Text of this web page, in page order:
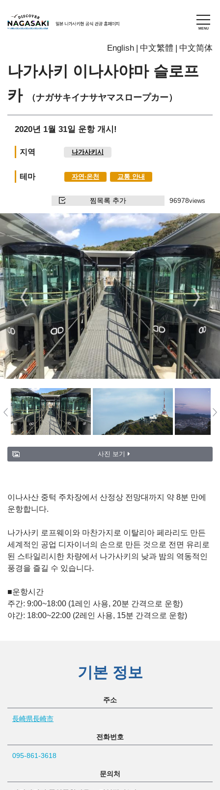
English 中文繁體 中文简体
나가사키 이나사야마 슬로프
카
（ナガサキイナサヤマスロープカー）
2020년 1월 31일 운항 개시!
지역 나가사키시
테마 자연∙온천 교통 안내
찜목록 추가 96978views
사진 보기
이나사산 중턱 주차장에서 산정상 전망대까지 약 8분 만에
운항합니다.
나가사키 로프웨이와 마찬가지로 이탈리아 페라리도 만든
세계적인 공업 디자이너의 손으로 만든 것으로 전면 유리로
된 스타일리시한 차량에서 나가사키의 낮과 밤의 역동적인
풍경을 즐길 수 있습니다.
■운항시간
주간: 9:00~18:00 (1레인 사용, 20분 간격으로 운항)
야간: 18:00~22:00 (2레인 사용, 15분 간격으로 운항)
기본 정보
주소
長崎県長崎市
전화번호
095-861-3618
문의처